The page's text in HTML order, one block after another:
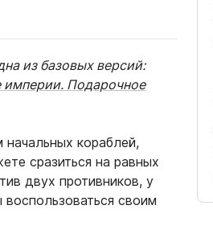
из базовых версий:
империи. Подарочное
кораблей,
сразиться на равных
двух противников, у
своим